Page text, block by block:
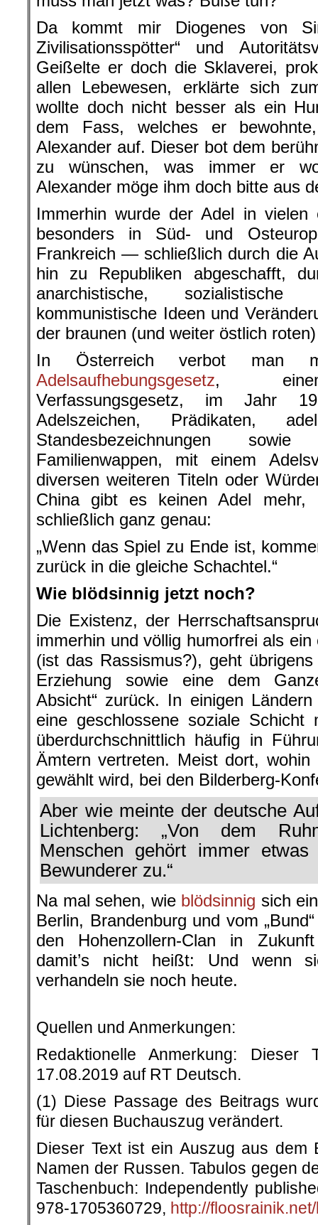
Da kommt mir Diogenes von
Zivilisationsspötter“ und
Geißelte er doch die Sklaverei,
allen Lebewesen, erklärte sich
wollte doch nicht besser als ein
dem Fass, welches er
Alexander auf. Dieser bot dem
zu wünschen, was immer er
Alexander möge ihm doch bitte aus
Immerhin wurde der Adel in
besonders in Süd- und
Frankreich — schließlich durch die
hin zu Republiken abgeschafft,
anarchistische,
kommunistische Ideen und
der braunen (und weiter östlich
In Österreich verbot man
Adelsaufhebungsgesetz, einem
Verfassungsgesetz, im Jahr
Adelszeichen, Prädikaten,
Standesbezeichnungen
Familienwappen, mit einem
diversen weiteren Titeln oder
China gibt es keinen Adel mehr,
schließlich ganz genau:
„Wenn das Spiel zu Ende ist,
zurück in die gleiche Schachtel.“
Wie blödsinnig jetzt noch?
Die Existenz, der
immerhin und völlig humorfrei als
(ist das Rassismus?), geht
Erziehung sowie eine dem
Absicht“ zurück. In einigen
eine geschlossene soziale
überdurchschnittlich häufig in
Ämtern vertreten. Meist dort, wohin
gewählt wird, bei den Bilderberg-
Aber wie meinte der deutsche
Lichtenberg: „Von dem
Menschen gehört immer
Bewunderer zu.“
Na mal sehen, wie blödsinnig sich
Berlin, Brandenburg und vom
den Hohenzollern-Clan in
damit’s nicht heißt: Und wenn
verhandeln sie noch heute.
Quellen und Anmerkungen:
Redaktionelle Anmerkung:
17.08.2019 auf RT Deutsch.
(1) Diese Passage des Beitrags
für diesen Buchauszug verändert.
Dieser Text ist ein Auszug aus dem
Namen der Russen. Tabulos gegen
Taschenbuch: Independently
978-1705360729, http://